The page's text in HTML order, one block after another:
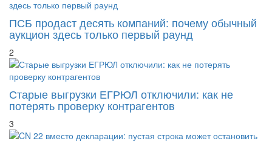
ПСБ продаст десять компаний: почему обычный
аукцион здесь только первый раунд
2
Старые выгрузки ЕГРЮЛ отключили: как не
потерять проверку контрагентов
3